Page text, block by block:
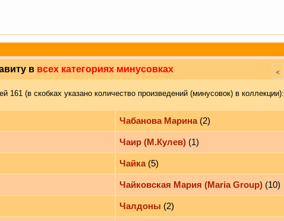
<
в всех категориях минусовках
161 (в скобках указано количество произведений (минусовок) в коллекции):
Чабанова Марина(2)
Чаир (М.Кулев) (1)
Чайка(5)
Чайковская Мария (Maria Group) (10)
Чалдоны (2)